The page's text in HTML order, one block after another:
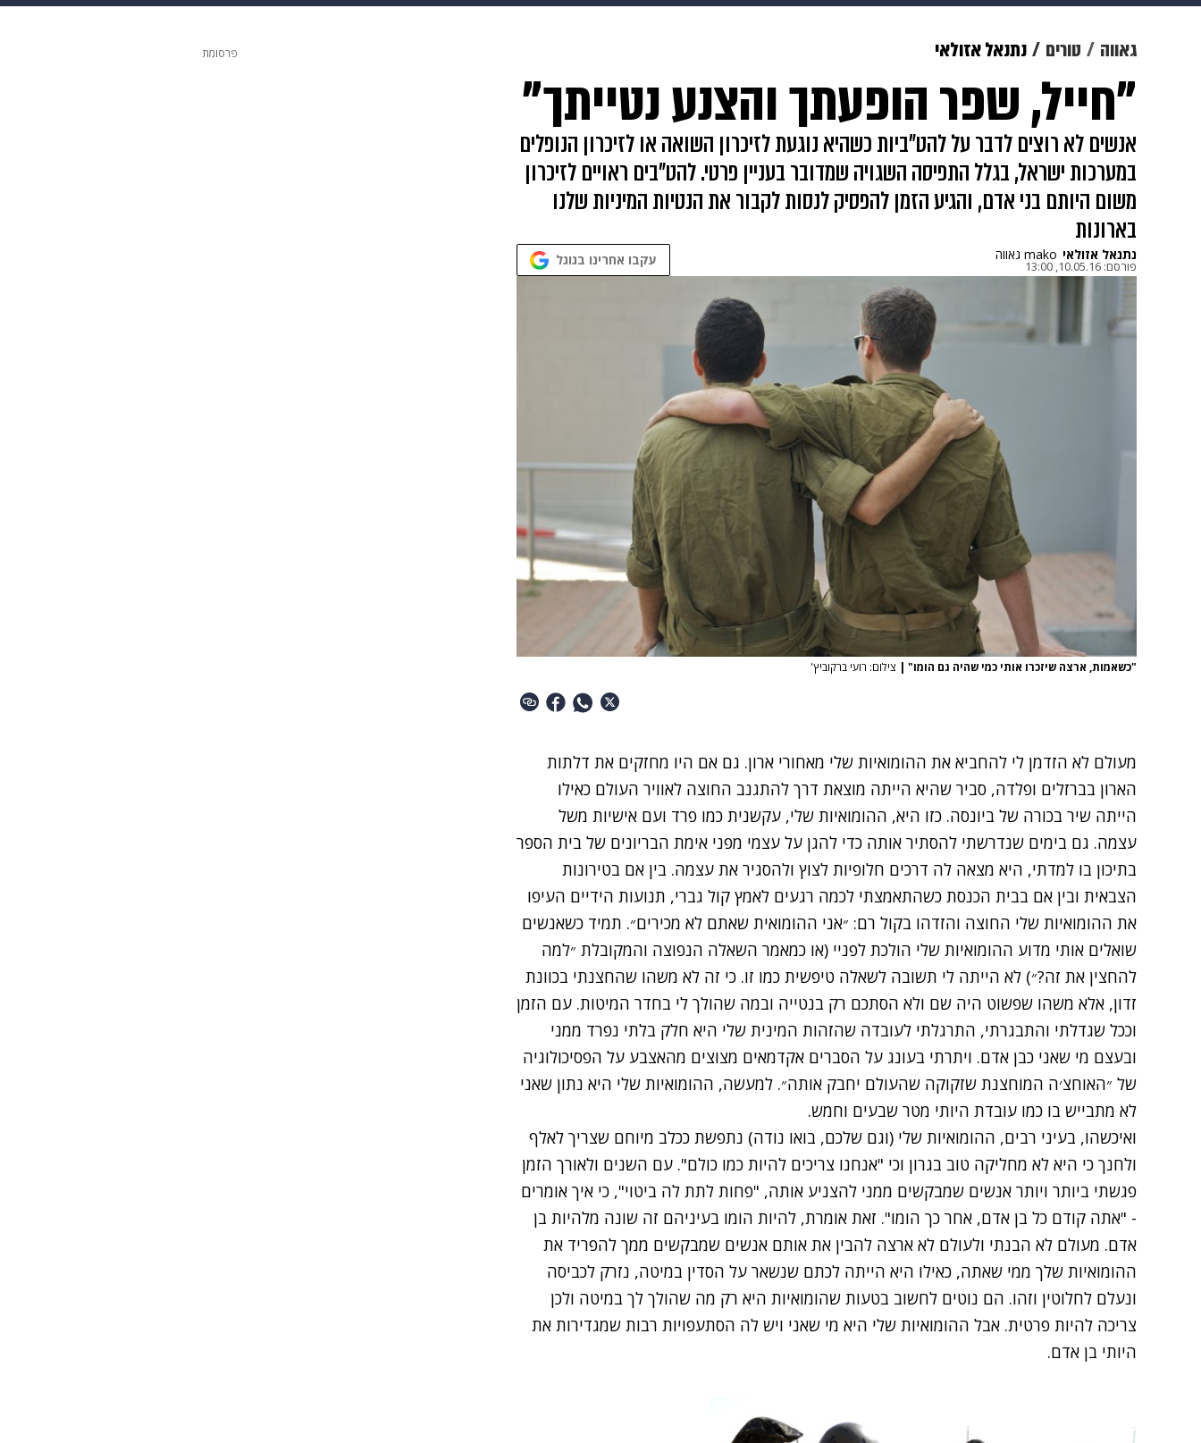
מוזיקה תרבות
דיגיטל גאווה משפט תשעה חודשים מתכונים פרויקטים מיוחדים
גאווה טורים נתנאל אזולאי
"חייל, שפר הופעתך והצנע נטייתך"
אנשים לא רוצים לדבר על להט"ביות כשהיא נוגעת לזיכרון השואה או לזיכרון הנופלים
במערכות ישראל, בגלל התפיסה השגויה שמדובר בעניין פרטי. להט"בים ראויים לזיכרון
משום היותם בני אדם, והגיע הזמן להפסיק לנסות לקבור את הנטיות המיניות שלנו
בארונות
נתנאל אזולאי mako גאווה
פורסם: 10.05.16, 13:00 עקבו אחרינו בגוגל
"כשאמות, ארצה שיזכרו אותי כמי שהיה גם הומו" | צילום: רועי ברקוביץ'
מעולם לא הזדמן לי להחביא את ההומואיות שלי מאחורי ארון. גם אם היו מחזקים את דלתות
הארון בברזלים ופלדה, סביר שהיא הייתה מוצאת דרך להתגנב החוצה לאוויר העולם כאילו
הייתה שיר בכורה של ביונסה. כזו היא, ההומואיות שלי, עקשנית כמו פרד ועם אישיות משל
עצמה. גם בימים שנדרשתי להסתיר אותה כדי להגן על עצמי מפני אימת הבריונים של בית הספר
בתיכון בו למדתי, היא מצאה לה דרכים חלופיות לצוץ ולהסגיר את עצמה. בין אם בטירונות
הצבאית ובין אם בבית הכנסת כשהתאמצתי לכמה רגעים לאמץ קול גברי, תנועות הידיים העיפו
את ההומואיות שלי החוצה והזדהו בקול רם: ״אני ההומואית שאתם לא מכירים״. תמיד כשאנשים
שואלים אותי מדוע ההומואיות שלי הולכת לפניי (או כמאמר השאלה הנפוצה והמקובלת ״למה
להחצין את זה?״) לא הייתה לי תשובה לשאלה טיפשית כמו זו. כי זה לא משהו שהחצנתי בכוונת
זדון, אלא משהו שפשוט היה שם ולא הסתכם רק בנטייה ובמה שהולך לי בחדר המיטות. עם הזמן
וככל שגדלתי והתבגרתי, התרגלתי לעובדה שהזהות המינית שלי היא חלק בלתי נפרד ממני
ובעצם מי שאני כבן אדם. ויתרתי בעונג על הסברים אקדמאים מצוצים מהאצבע על הפסיכולוגיה
של ״האוחצ׳ה המוחצנת שזקוקה שהעולם יחבק אותה״. למעשה, ההומואיות שלי היא נתון שאני
לא מתבייש בו כמו עובדת היותי מטר שבעים וחמש.
ואיכשהו, בעיני רבים, ההומואיות שלי (וגם שלכם, בואו נודה) נתפשת ככלב מיוחם שצריך לאלף
ולחנך כי היא לא מחליקה טוב בגרון וכי "אנחנו צריכים להיות כמו כולם". עם השנים ולאורך הזמן
פגשתי ביותר ויותר אנשים שמבקשים ממני להצניע אותה, "פחות לתת לה ביטוי", כי איך אומרים
- "אתה קודם כל בן אדם, אחר כך הומו". זאת אומרת, להיות הומו בעיניהם זה שונה מלהיות בן
אדם. מעולם לא הבנתי ולעולם לא ארצה להבין את אותם אנשים שמבקשים ממך להפריד את
ההומואיות שלך ממי שאתה, כאילו היא הייתה לכתם שנשאר על הסדין במיטה, נזרק לכביסה
ונעלם לחלוטין וזהו. הם נוטים לחשוב בטעות שהומואיות היא רק מה שהולך לך במיטה ולכן
צריכה להיות פרטית. אבל ההומואיות שלי היא מי שאני ויש לה הסתעפויות רבות שמגדירות את
היותי בן אדם.
פרסומת